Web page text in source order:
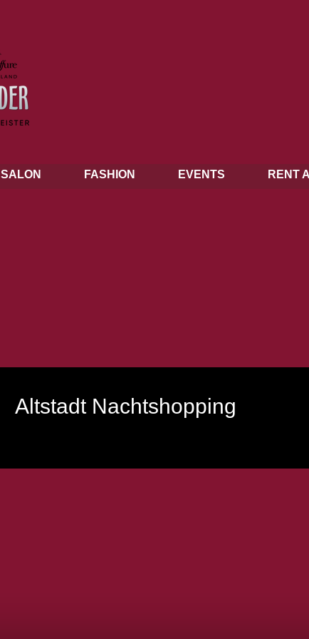
SALON FASHION EVENTS RENT
Altstadt Nachtshopping